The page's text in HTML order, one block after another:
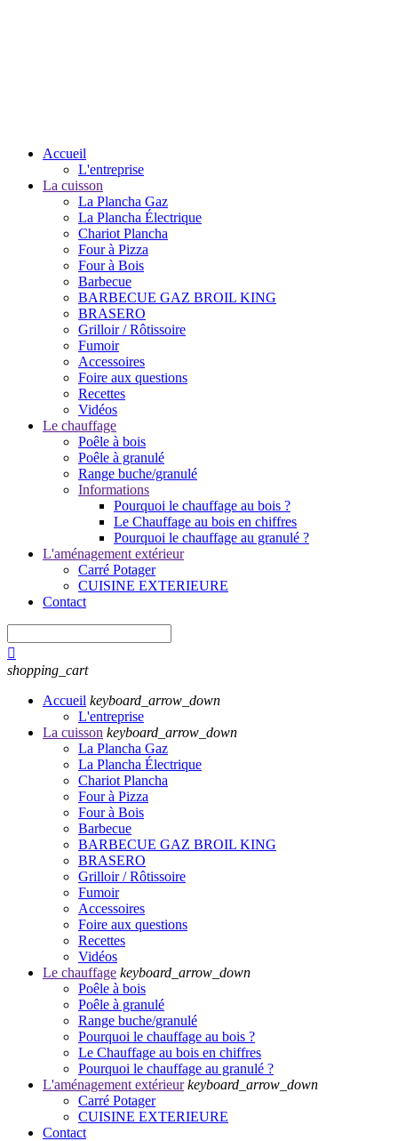
Accueil
L'entreprise
La cuisson
La Plancha Gaz
La Plancha Électrique
Chariot Plancha
Four à Pizza
Four à Bois
Barbecue
BARBECUE GAZ BROIL KING
BRASERO
Grilloir / Rôtissoire
Fumoir
Accessoires
Foire aux questions
Recettes
Vidéos
Le chauffage
Poêle à bois
Poêle à granulé
Range buche/granulé
Informations
Pourquoi le chauffage au bois ?
Le Chauffage au bois en chiffres
Pourquoi le chauffage au granulé ?
L'aménagement extérieur
Carré Potager
CUISINE EXTERIEURE
Contact

shopping_cart
Accueil keyboard_arrow_down
L'entreprise
La cuisson keyboard_arrow_down
La Plancha Gaz
La Plancha Électrique
Chariot Plancha
Four à Pizza
Four à Bois
Barbecue
BARBECUE GAZ BROIL KING
BRASERO
Grilloir / Rôtissoire
Fumoir
Accessoires
Foire aux questions
Recettes
Vidéos
Le chauffage keyboard_arrow_down
Poêle à bois
Poêle à granulé
Range buche/granulé
Pourquoi le chauffage au bois ?
Le Chauffage au bois en chiffres
Pourquoi le chauffage au granulé ?
L'aménagement extérieur keyboard_arrow_down
Carré Potager
CUISINE EXTERIEURE
Contact